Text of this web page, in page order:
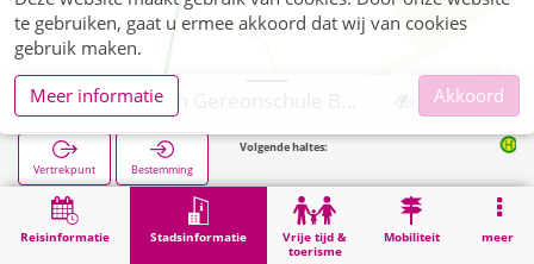
Reisinformatie Stadsinformatie
Vrije tijd &
toerisme
Mobiliteit meer
Vertrekpunt Bestemming
Volgende haltes: Boich
Stadsinformatie Opleiding Kreuzau, Boich Gereonschule Boich
te gebruiken, gaat u ermee akkoord dat wij van cookies
gebruik maken.
Meer informatie
Akkoord